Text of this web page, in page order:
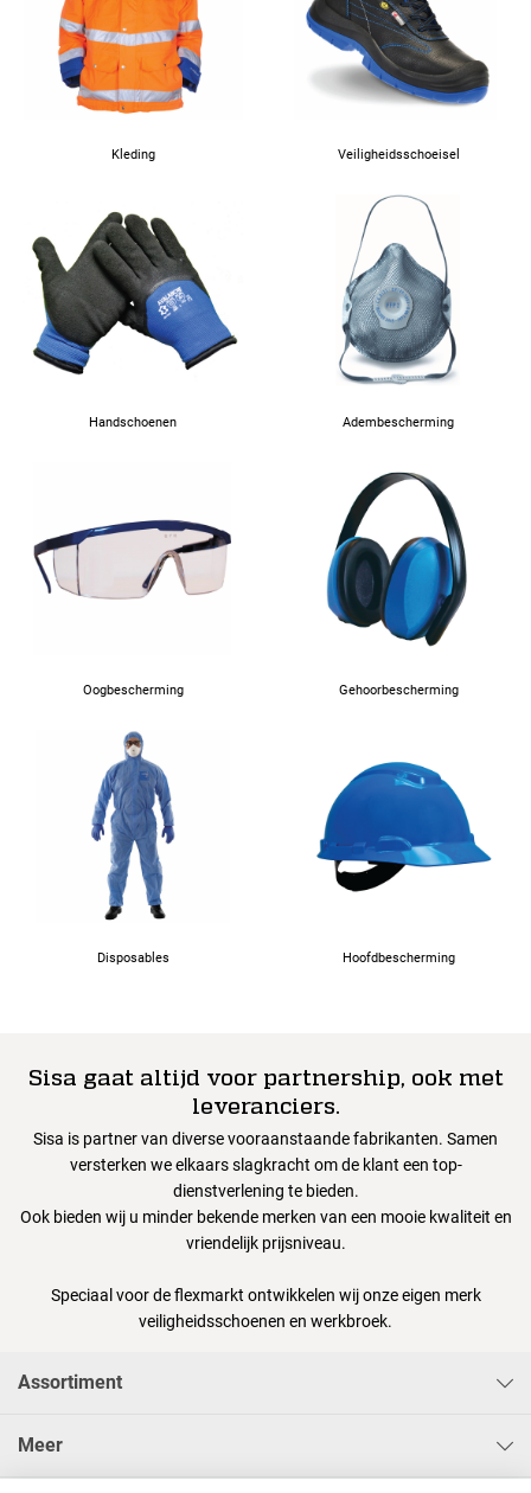
Kleding Veiligheidsschoeisel
Handschoenen Adembescherming
Oogbescherming Gehoorbescherming
Disposables Hoofdbescherming
Sisa gaat altijd voor partnership, ook met
leveranciers.
Sisa is partner van diverse vooraanstaande fabrikanten. Samen
versterken we elkaars slagkracht om de klant een top-
dienstverlening te bieden.
Ook bieden wij u minder bekende merken van een mooie kwaliteit en
vriendelijk prijsniveau.
Speciaal voor de flexmarkt ontwikkelen wij onze eigen merk
veiligheidsschoenen en werkbroek.
Assortiment
Meer